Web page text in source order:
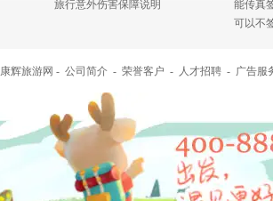
旅行意外伤害保障说明
能传真
可以不
康辉旅游网 - 公司简介 - 荣誉客户 - 人才招聘 - 广告服